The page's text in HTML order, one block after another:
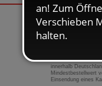
0800-10 11
gebührenfreie
innerhalb
Mindestbestellwert
Einsendung eines